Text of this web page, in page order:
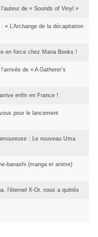
de « Sounds of Vinyl »
« L’Archange de la décapitation
en force chez Mana Books !
de « A Gatherer's
enfin en France !
pour le lancement
: Le nouveau Uma
banashi (manga et anime)
l'éternel X-Or, nous a quittés